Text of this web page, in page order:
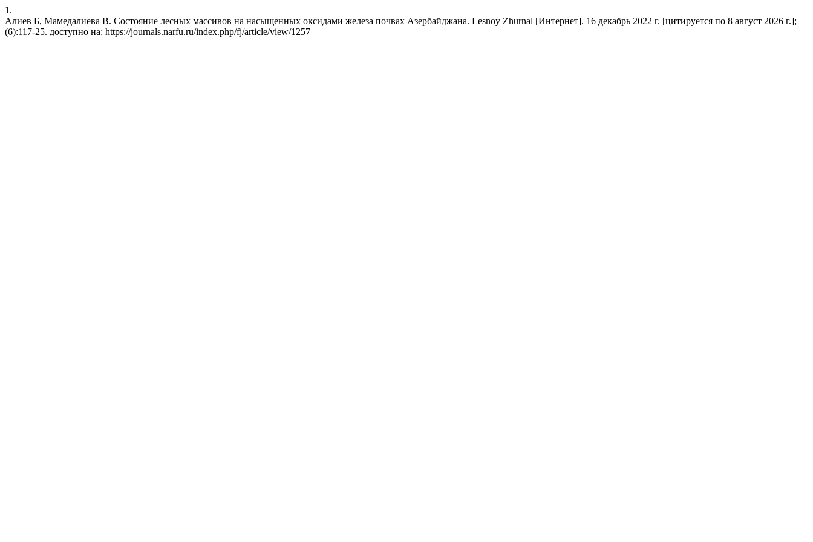
1.
Алиев Б, Мамедалиева В. Cостояние лесных массивов на насыщенных оксидами железа почвах Азербайджана. Lesnoy Zhurnal [Интернет]. 16 декабрь 2022 г. [цитируется по 8 август 2026 г.];
(6):117-25. доступно на: https://journals.narfu.ru/index.php/fj/article/view/1257